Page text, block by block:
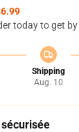
today to get by
Shipping
Aug. 10